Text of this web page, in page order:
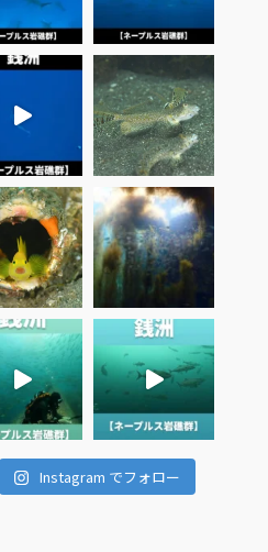
Instagram でフォロー